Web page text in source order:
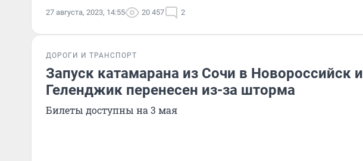
27 августа, 2023, 14:55 20 457 2
ДОРОГИ И ТРАНСПОРТ
Запуск катамарана из Сочи в Новороссийск и
Геленджик перенесен из-за шторма
Билеты доступны на 3 мая